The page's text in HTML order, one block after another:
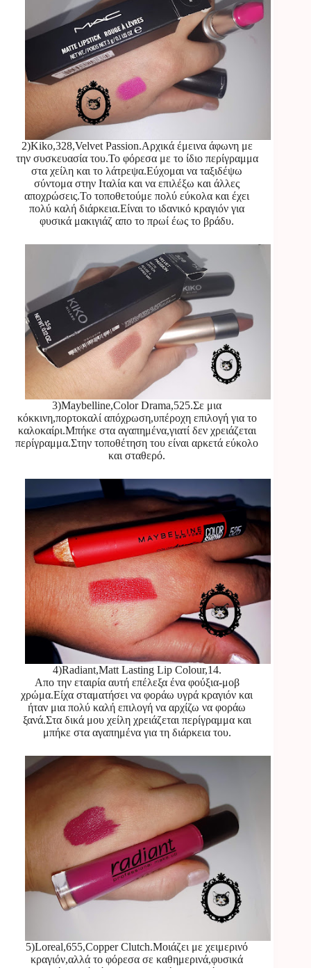
2)Kiko,328,Velvet Passion.Αρχικά έμεινα άφωνη με
την συσκευασία του.Το φόρεσα με το ίδιο περίγραμμα
στα χείλη και το λάτρεψα.Εύχομαι να ταξιδέψω
σύντομα στην Ιταλία και να επιλέξω και άλλες
αποχρώσεις.Το τοποθετούμε πολύ εύκολα και έχει
πολύ καλή διάρκεια.Είναι το ιδανικό κραγιόν για
φυσικά μακιγιάζ απο το πρωί έως το βράδυ.
3)Maybelline,Color Drama,525.Σε μια
κόκκινη,πορτοκαλί απόχρωση,υπέροχη επιλογή για το
καλοκαίρι.Μπήκε στα αγαπημένα,γιατί δεν χρειάζεται
περίγραμμα.Στην τοποθέτηση του είναι αρκετά εύκολο
και σταθερό.
4)Radiant,Matt Lasting Lip Colour,14.
Απο την εταιρία αυτή επέλεξα ένα φούξια-μοβ
χρώμα.Είχα σταματήσει να φοράω υγρά κραγιόν και
ήταν μια πολύ καλή επιλογή να αρχίζω να φοράω
ξανά.Στα δικά μου χείλη χρειάζεται περίγραμμα και
μπήκε στα αγαπημένα για τη διάρκεια του.
5)Loreal,655,Copper Clutch.Μοιάζει με χειμερινό
κραγιόν,αλλά το φόρεσα σε καθημερινά,φυσικά